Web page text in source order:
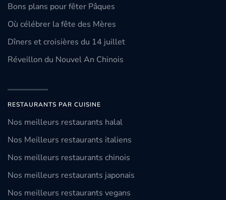
Bons plans pour fêter Pâques
Où célébrer la fête des Mères
Dîners et croisières du 14 juillet
Réveillon du Nouvel An Chinois
RESTAURANTS PAR CUISINE
Nos meilleurs restaurants halal
Nos Meilleurs restaurants italiens
Nos meilleurs restaurants chinois
Nos meilleurs restaurants japonais
Nos meilleurs restaurants vegans